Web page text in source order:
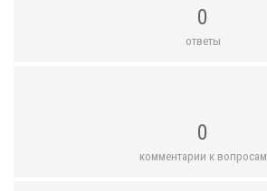
0
ответы
0
комментарии к вопросам